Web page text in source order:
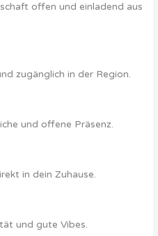
offen und einladend aus
zugänglich in der Region.
und offene Präsenz.
in dein Zuhause.
und gute Vibes.